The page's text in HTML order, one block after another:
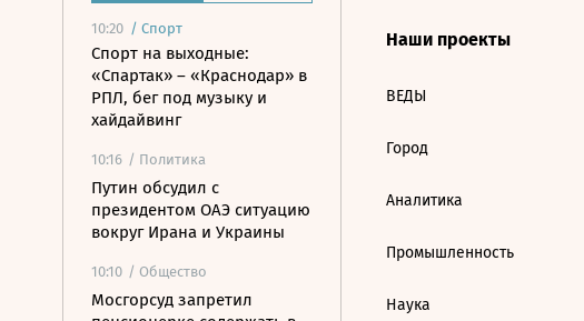
10:20 / Спорт
Спорт на выходные:
«Спартак» – «Краснодар» в
РПЛ, бег под музыку и
хайдайвинг
10:16 / Политика
Путин обсудил с
президентом ОАЭ ситуацию
вокруг Ирана и Украины
10:10 / Общество
Мосгорсуд запретил
Наши проекты
ВЕДЫ
Город
Аналитика
Промышленность
Наука